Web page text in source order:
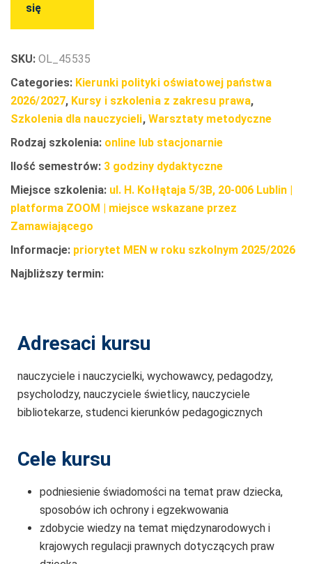
się
SKU: OL_45535
Categories: Kierunki polityki oświatowej państwa
2026/2027, Kursy i szkolenia z zakresu prawa,
Szkolenia dla nauczycieli, Warsztaty metodyczne
Rodzaj szkolenia: online lub stacjonarnie
Ilość semestrów: 3 godziny dydaktyczne
Miejsce szkolenia: ul. H. Kołłątaja 5/3B, 20-006 Lublin |
platforma ZOOM | miejsce wskazane przez
Zamawiającego
Informacje: priorytet MEN w roku szkolnym 2025/2026
Najbliższy termin:
Adresaci kursu
nauczyciele i nauczycielki, wychowawcy, pedagodzy,
psycholodzy, nauczyciele świetlicy, nauczyciele
bibliotekarze, studenci kierunków pedagogicznych
Cele kursu
podniesienie świadomości na temat praw dziecka,
sposobów ich ochrony i egzekwowania
zdobycie wiedzy na temat międzynarodowych i
krajowych regulacji prawnych dotyczących praw